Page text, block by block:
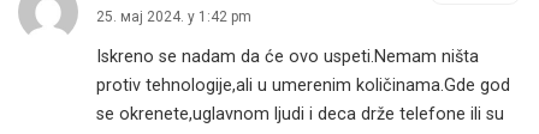
25. мај 2024. у 1:42 pm
Iskreno se nadam da će ovo uspeti.Nemam ništa
protiv tehnologije,ali u umerenim količinama.Gde god
se okrenete,uglavnom ljudi i deca drže telefone ili su